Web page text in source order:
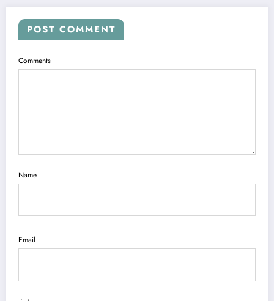
POST COMMENT
Comments
Name
Email